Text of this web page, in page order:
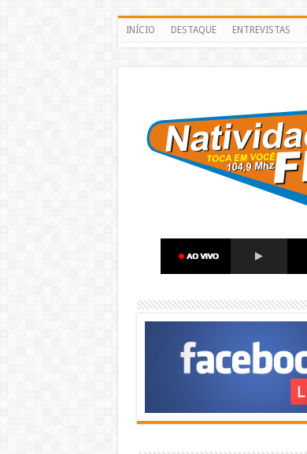
INÍCIO DESTAQUE ENTREVISTAS